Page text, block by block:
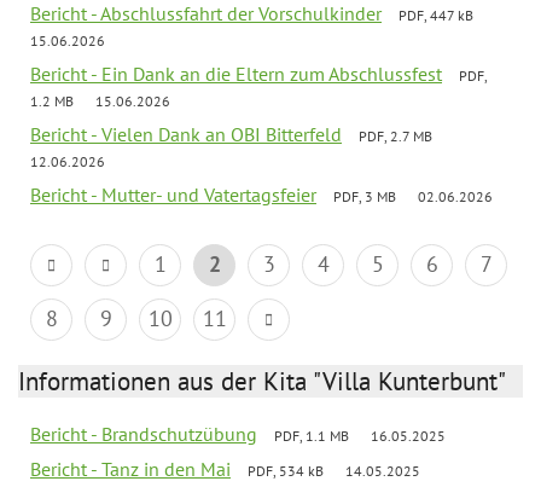
Bericht - Abschlussfahrt der Vorschulkinder
PDF, 447 kB
15.06.2026
Bericht - Ein Dank an die Eltern zum Abschlussfest
PDF,
1.2 MB
15.06.2026
Bericht - Vielen Dank an OBI Bitterfeld
PDF, 2.7 MB
12.06.2026
Bericht - Mutter- und Vatertagsfeier PDF, 3 MB 02.06.2026
1 2 3 4 5 6
7
8
9 10 11
Informationen aus der Kita "Villa Kunterbunt"
Bericht - Brandschutzübung PDF, 1.1 MB 16.05.2025
Bericht - Tanz in den Mai PDF, 534 kB 14.05.2025